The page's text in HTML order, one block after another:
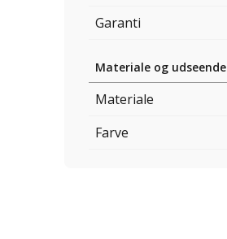
Garanti
Materiale og udseende
Materiale
Farve